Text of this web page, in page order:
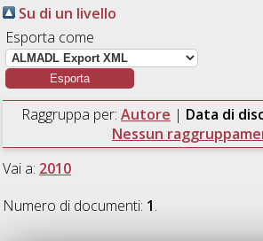
Su di un livello
Esporta come
Raggruppa per: Autore | Data di
Nessun
Vai a: 2010
Numero di documenti: 1.